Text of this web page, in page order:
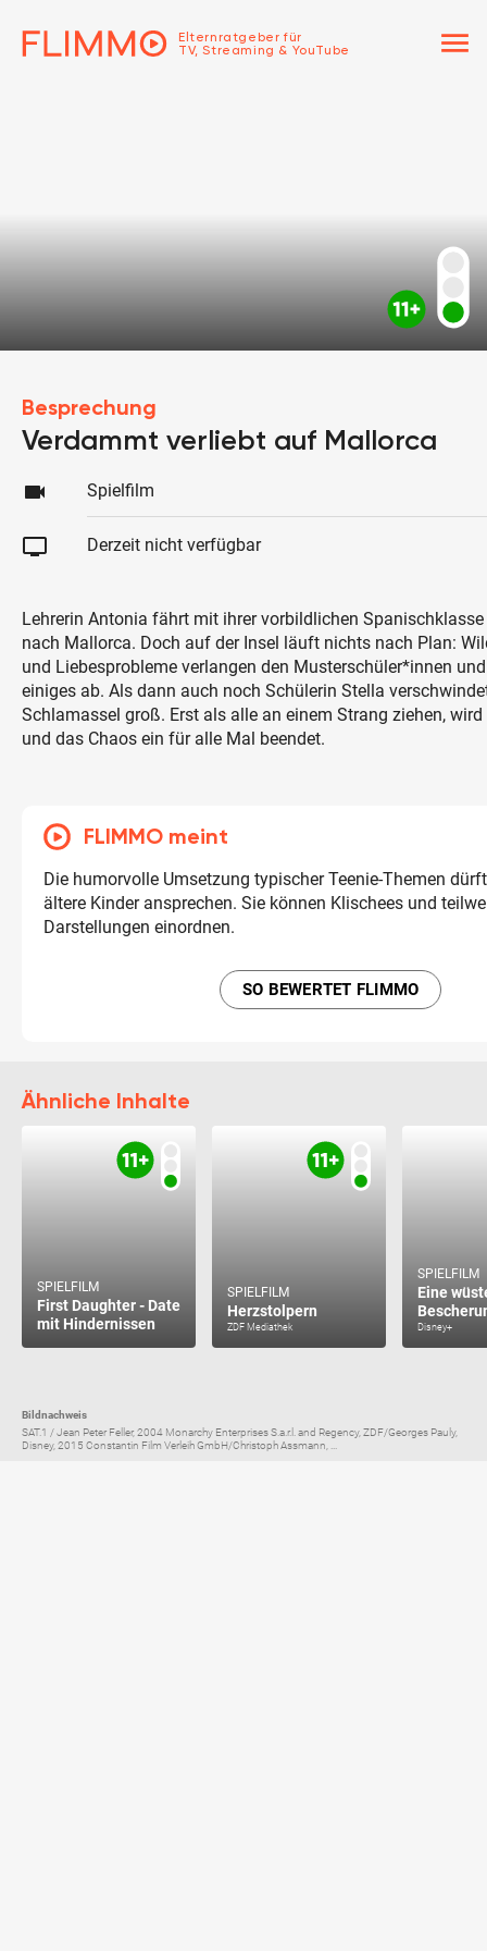
Elternratgeber für
TV, Streaming & YouTube
menu
Besprechung
Verdammt verliebt auf Mallorca
videocam Spielfilm
tv Derzeit nicht verfügbar
Lehrerin Antonia fährt mit ihrer vorbildlichen
nach Mallorca. Doch auf der Insel läuft nichts nach Plan:
und Liebesprobleme verlangen den Musterschüler*innen
einiges ab. Als dann auch noch Schülerin Stella
Schlamassel groß. Erst als alle an einem Strang ziehen,
und das Chaos ein für alle Mal beendet.
FLIMMO meint
Die humorvolle Umsetzung typischer Teenie-Themen
ältere Kinder ansprechen. Sie können Klischees und
Darstellungen einordnen.
SO BEWERTET FLIMMO
Ähnliche Inhalte
SPIELFILM
First Daughter - Date
mit Hindernissen
SPIELFILM
Herzstolpern
ZDF Mediathek
SPIELFILM
Eine
Disney+
Bildnachweis
SAT.1 / Jean Peter Feller, 2004 Monarchy Enterprises S.a.r.l. and Regency, ZDF/Georges Pauly,
Disney, 2015 Constantin Film Verleih GmbH/Christoph Assmann, ...